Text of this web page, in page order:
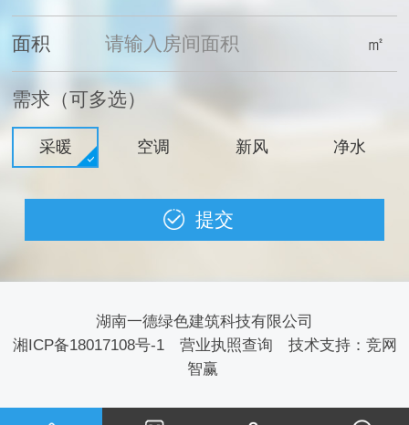
面积 ㎡
需求（可多选）
采暖 空调 新风 净水
湖南一德绿色建筑科技有限公司
湘ICP备18017108号-1
营业执照查询 技术支持： 竞网
智赢